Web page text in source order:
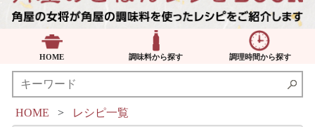
HOME 調味料から探す 調理時間から探す
HOME > レシピ一覧